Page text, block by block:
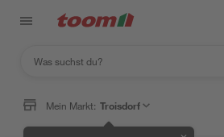
Mein Markt: Troisdorf